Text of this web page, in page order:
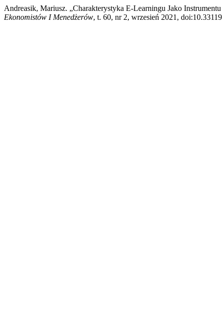
Andreasik, Mariusz. „Charakterystyka E-Learningu Jako
Ekonomistów I Menedżerów, t. 60, nr 2, wrzesień 2021,